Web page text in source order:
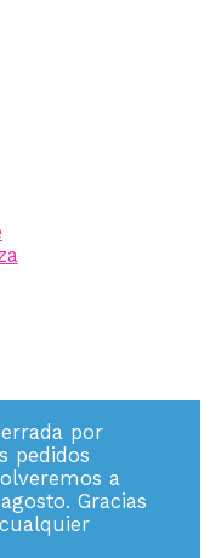
por
pedidos
a
Gracias